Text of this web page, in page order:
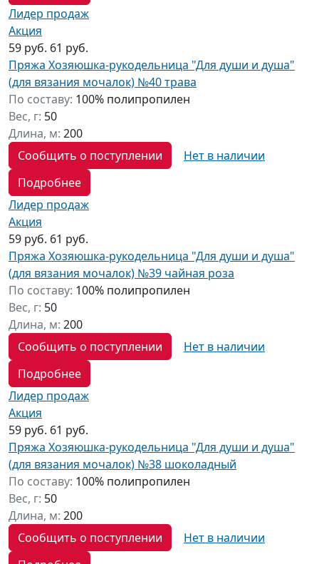
Лидер продаж
Акция
59 руб. 61 руб.
Пряжа Хозяюшка-рукодельница "Для души и душа"
(для вязания мочалок) №40 трава
По составу: 100% полипропилен
Вес, г: 50
Длина, м: 200
Сообщить о поступлении
Нет в наличии
Подробнее
Лидер продаж
Акция
59 руб. 61 руб.
Пряжа Хозяюшка-рукодельница "Для души и душа"
(для вязания мочалок) №39 чайная роза
По составу: 100% полипропилен
Вес, г: 50
Длина, м: 200
Сообщить о поступлении
Нет в наличии
Подробнее
Лидер продаж
Акция
59 руб. 61 руб.
Пряжа Хозяюшка-рукодельница "Для души и душа"
(для вязания мочалок) №38 шоколадный
По составу: 100% полипропилен
Вес, г: 50
Длина, м: 200
Сообщить о поступлении
Нет в наличии